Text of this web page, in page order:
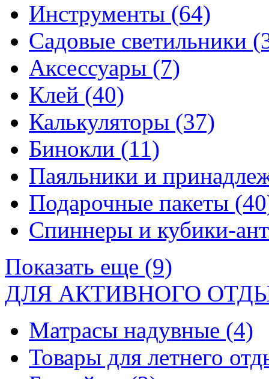
Инструменты (64)
Садовые светильники
Аксессуары (7)
Клей (40)
Калькуляторы (37)
Бинокли (11)
Паяльники и
Подарочные пакеты
Спиннеры и кубики-
Показать еще (9)
ДЛЯ АКТИВНОГО
Матрасы надувные (4)
Товары для летнего